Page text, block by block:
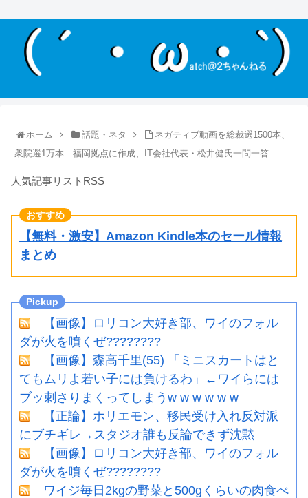
ホーム 話題・ネタ
ネガティブ動画を総裁選1500本、
衆院選1万本 福岡拠点に作成、IT会社代表・松井健氏一問一答
人気記事リストRSS
【無料・激安】Amazon Kindle本のセール情報
まとめ
【画像】ロリコン大好き部、ワイのフォル
ダが火を噴くぜ????????
【画像】森高千里(55) 「ミニスカートはと
てもムリよ若い子には負けるわ」←ワイらには
ブッ刺さりまくってしまうw w w w w w
【正論】ホリエモン、移民受け入れ反対派
にブチギレ→スタジオ誰も反論できず沈黙
【画像】ロリコン大好き部、ワイのフォル
ダが火を噴くぜ????????
ワイジ毎日2kgの野菜と500gくらいの肉食べ